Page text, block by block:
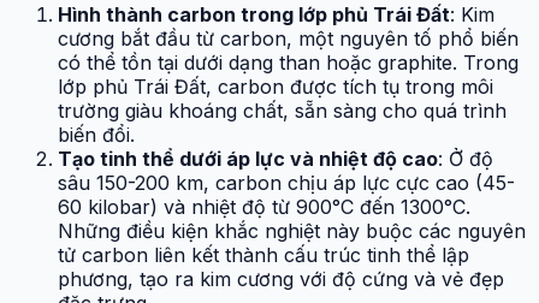
Hình thành carbon trong lớp phủ Trái Đất: Kim
cương bắt đầu từ carbon, một nguyên tố phổ biến
có thể tồn tại dưới dạng than hoặc graphite. Trong
lớp phủ Trái Đất, carbon được tích tụ trong môi
trường giàu khoáng chất, sẵn sàng cho quá trình
biến đổi.
Tạo tinh thể dưới áp lực và nhiệt độ cao: Ở độ
sâu 150-200 km, carbon chịu áp lực cực cao (45-
60 kilobar) và nhiệt độ từ 900°C đến 1300°C.
Những điều kiện khắc nghiệt này buộc các nguyên
tử carbon liên kết thành cấu trúc tinh thể lập
phương, tạo ra kim cương với độ cứng và vẻ đẹp